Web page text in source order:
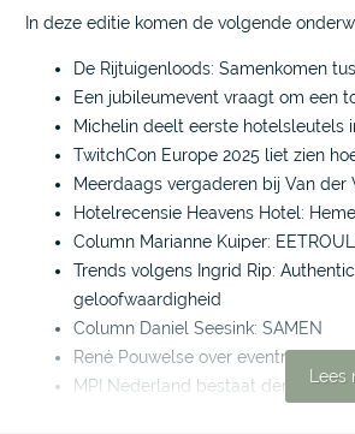
In deze editie komen de volgende
De Rijtuigenloods: Samenkomen
Een jubileumevent vraagt om een
Michelin deelt eerste hotelsleutels
TwitchCon Europe 2025 liet zien
Meerdaags vergaderen bij Van der
Hotelrecensie Heavens Hotel:
Column Marianne Kuiper:
Trends volgens Ingrid Rip:
geloofwaardigheid
Column Daniel Seesink: SAMEN
René Pouwelse over eventregie:
MPI Nederland bestaat dertig jaar: